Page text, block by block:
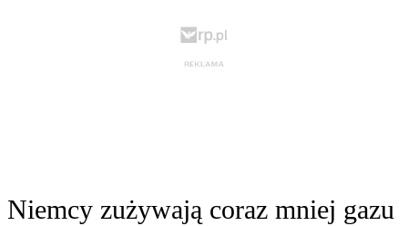
Niemcy zużywają coraz mniej gazu